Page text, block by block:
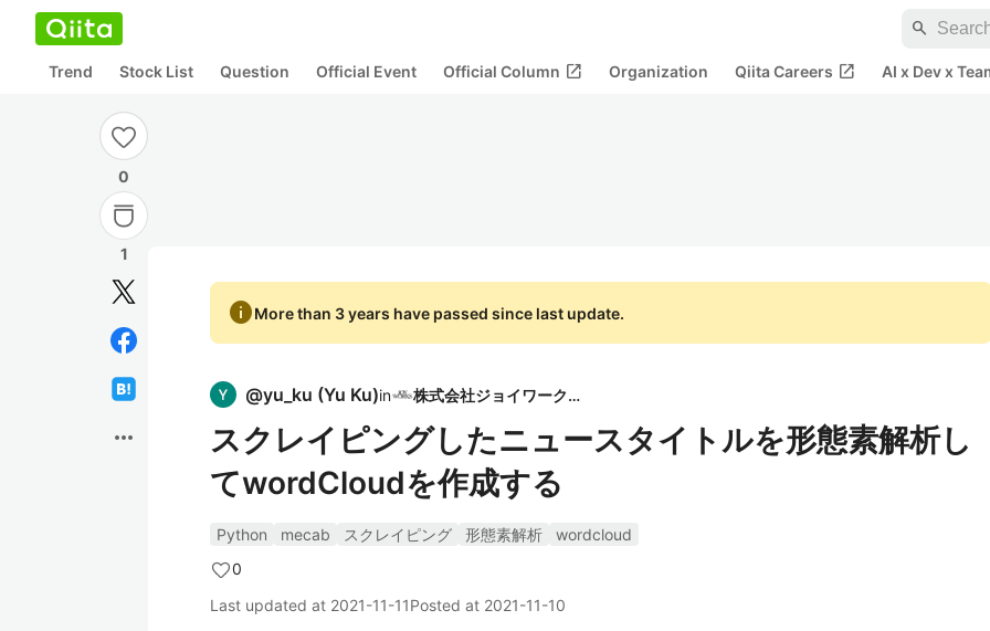
search
Trend Stock List Question Official Event Official Column open_in_new Organization Qiita Careers open_in_new AI x Dev x
0
1
more_horiz
infoMore than 3 years have passed since last update.
@yu_ku (Yu Ku)in 株式会社ジョイワークス
スクレイピングしたニュースタイトルを形態素解析し
てwordCloudを作成する
Python mecab スクレイピング 形態素解析
wordcloud
0
Last updated at 2021-11-11Posted at 2021-11-10